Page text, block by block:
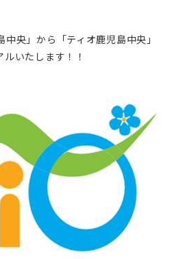
央」から「ティオ鹿児島中央」
いたします！！